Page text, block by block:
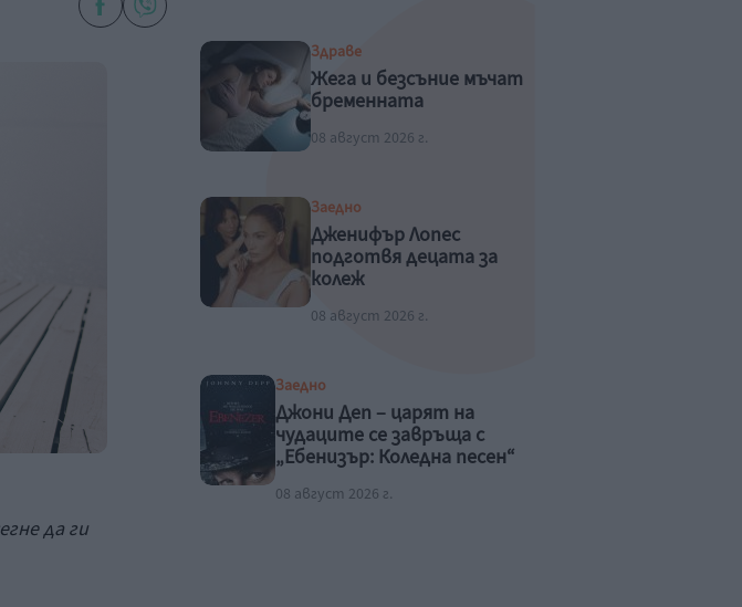
да ги
Здраве
Жега и безсъние мъчат
бременната
08 август 2026 г.
Заедно
Дженифър Лопес
подготвя децата за
колеж
08 август 2026 г.
Заедно
Джони Деп – царят на
чудаците се завръща с
„Ебенизър: Коледна песен“
08 август 2026 г.